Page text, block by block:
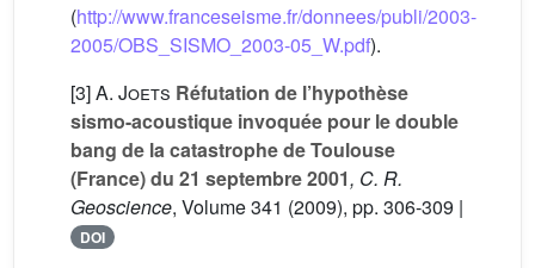
(http://www.franceseisme.fr/donnees/publi/2003-
2005/OBS_SISMO_2003-05_W.pdf).
[3]A. Joets Réfutation de l’hypothèse
sismo-acoustique invoquée pour le double
bang de la catastrophe de Toulouse
(France) du 21 septembre 2001, C. R.
Geoscience, Volume 341 (2009), pp. 306-309 |
DOI